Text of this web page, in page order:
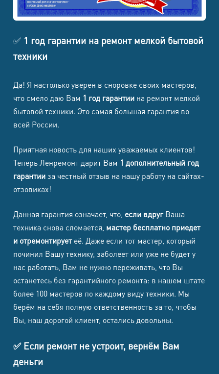
Замена шнура питания / разъема
1 290 ₽
Декальцинация бойлера и
Ремонт термодатчика /
термопредохранителя
2 590 ₽
Ремонт бойлера / ТЭНа /
Ремонт парового шланга /
штуцера / соединений
2 590 ₽
Ремонт кнопок / панели /
индикации
2 390 ₽
Комплексное ТО с чисткой и
длинным тестом
3 190 ₽
Фены, плойки, стайлеры
Наименование работ
Стоимость от (в
Замена шнура / swivel / вилки
790 ₽
режимов
1 690 ₽
Ремонт двигателя / вентилятора
✅1 год гарантии на ремонт мелкой бытовой
техники
Да! Я настолько уверен в сноровке своих мастеров,
что смело даю Вам 1 год гарантиина ремонт мелкой
бытовой техники. Это самая большая гарантия во
всей России.
Приятная новость для наших уважаемых клиентов!
Теперь Ленремонт дарит Вам 1 дополнительный год
гарантииза честный отзыв на нашу работу на сайтах-
отзовиках!
Данная гарантия означает, что, если вдругВаша
техника снова сломается, мастер бесплатно приедет
и отремонтируетеё. Даже если тот мастер, который
починил Вашу технику, заболеет или уже не будет у
нас работать, Вам не нужно переживать, что Вы
останетесь без гарантийного ремонта: в нашем штате
более 100 мастеров по каждому виду техники. Мы
берём на себя полную ответственность за то, чтобы
Вы, наш дорогой клиент, остались довольны.
✅ Если ремонт не устроит, вернём Вам
деньги